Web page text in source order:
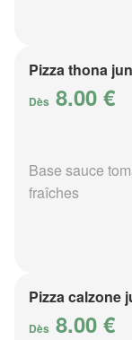
Pizza thona
Dès 8.00 €
Base sauce
fraîches
Pizza calzone
Dès 8.00 €